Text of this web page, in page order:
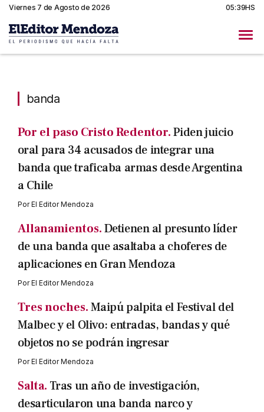
Viernes 7 de Agosto de 2026 05:39HS
banda
Por el paso Cristo Redentor.Piden juicio
oral para 34 acusados de integrar una
banda que traficaba armas desde Argentina
a Chile
PorEl Editor Mendoza
Allanamientos.Detienen al presunto líder
de una banda que asaltaba a choferes de
aplicaciones en Gran Mendoza
PorEl Editor Mendoza
Tres noches.Maipú palpita el Festival del
Malbec y el Olivo: entradas, bandas y qué
objetos no se podrán ingresar
PorEl Editor Mendoza
Salta. Tras un año de investigación,
desarticularon una banda narco y